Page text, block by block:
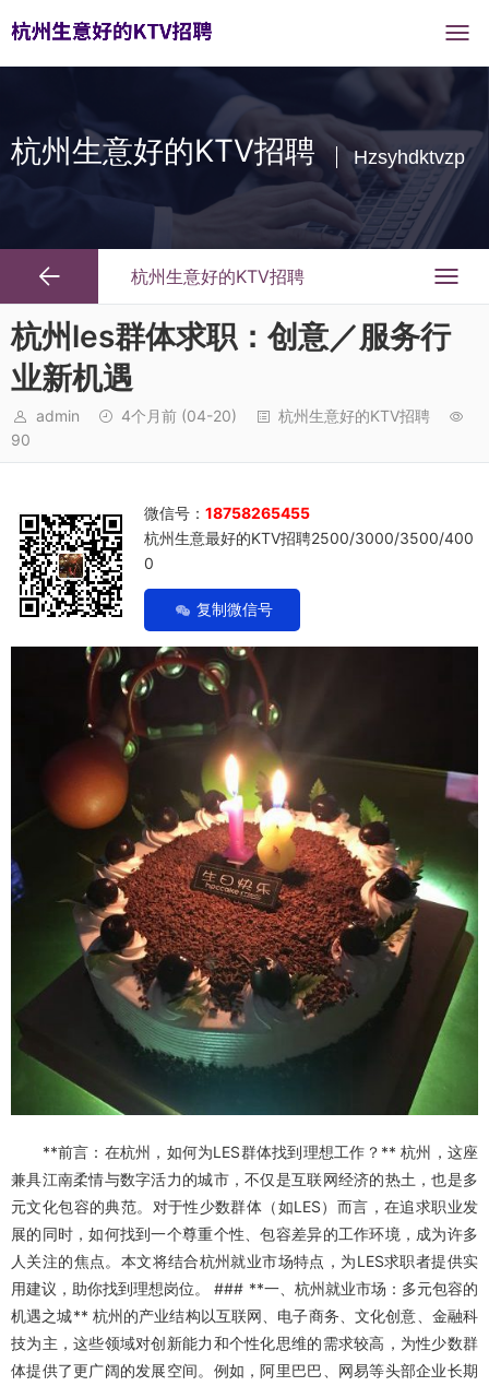
杭州生意好的KTV招聘 Hzsyhdktvzp
杭州生意好的KTV招聘
杭州les群体求职：创意／服务行
业新机遇
admin 4个月前 (04-20)
杭州生意好的KTV招聘
90
微信号： 18758265455
杭州生意最好的KTV招聘2500/3000/3500/400
0
复制微信号
**前言：在杭州，如何为LES群体找到理想工作？** 杭州，这座
兼具江南柔情与数字活力的城市，不仅是互联网经济的热土，也是多
元文化包容的典范。对于性少数群体（如LES）而言，在追求职业发
展的同时，如何找到一个尊重个性、包容差异的工作环境，成为许多
人关注的焦点。本文将结合杭州就业市场特点，为LES求职者提供实
用建议，助你找到理想岗位。 ### **一、杭州就业市场：多元包容的
机遇之城** 杭州的产业结构以互联网、电子商务、文化创意、金融科
技为主，这些领域对创新能力和个性化思维的需求较高，为性少数群
体提供了更广阔的发展空间。例如，阿里巴巴、网易等头部企业长期